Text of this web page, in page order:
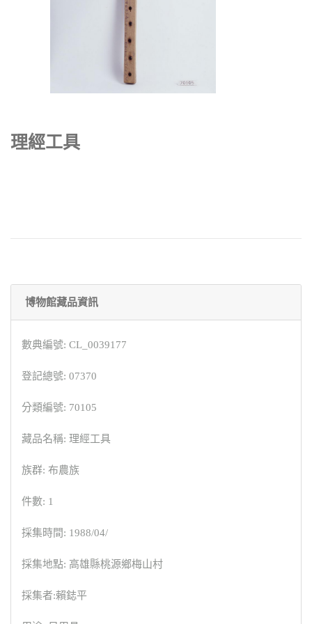
理經工具
博物館藏品資訊
數典編號: CL_0039177
登記總號: 07370
分類編號: 70105
藏品名稱: 理經工具
族群: 布農族
件數: 1
採集時間: 1988/04/
採集地點: 高雄縣桃源鄉梅山村
採集者:賴鋕平